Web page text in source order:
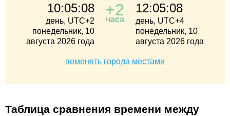
10:05:08
день, UTC+2
понедельник, 10
августа 2026 года
+2
часа
12:05:08
день, UTC+4
понедельник, 10
августа 2026 года
поменять города местами
Таблица сравнения времени между